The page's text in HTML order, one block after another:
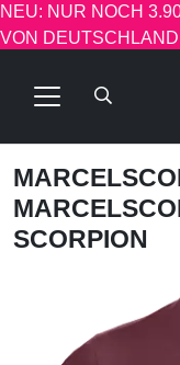
NEU: NUR NOCH
VON DEUTSCHLAND
SCORPION